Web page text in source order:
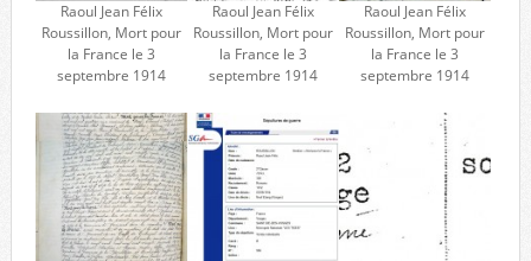
Raoul Jean Félix
Roussillon, Mort pour
la France le 3
septembre 1914
Raoul Jean Félix
Roussillon, Mort pour
la France le 3
septembre 1914
Raoul Jean Félix
Roussillon, Mort pour
la France le 3
septembre 1914